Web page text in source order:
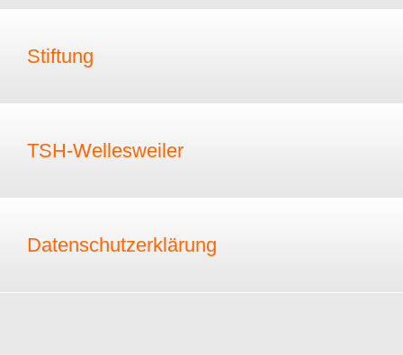
Stiftung
TSH-Wellesweiler
Datenschutzerklärung